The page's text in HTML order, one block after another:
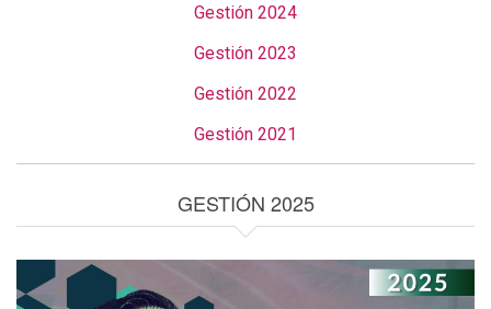
Gestión 2024
Gestión 2023
Gestión 2022
Gestión 2021
GESTIÓN 2025